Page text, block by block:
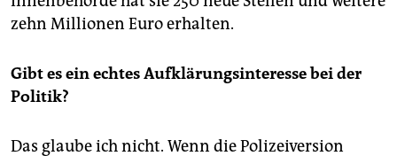
zehn Millionen Euro erhalten.
Gibt es ein echtes Aufklärungsinteresse bei der
Politik?
Das glaube ich nicht. Wenn die Polizeiversion